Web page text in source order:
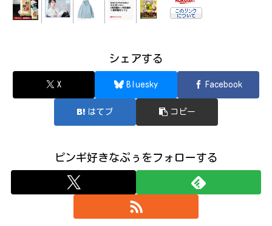
シェアする
X Bluesky Facebook
はてブ コピー
ピンギ好きなぷぅをフォローする